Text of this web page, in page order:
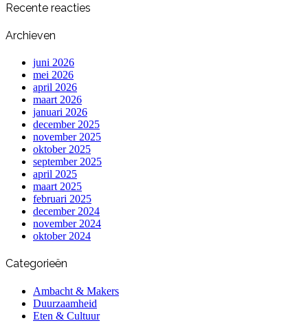
Recente reacties
Archieven
juni 2026
mei 2026
april 2026
maart 2026
januari 2026
december 2025
november 2025
oktober 2025
september 2025
april 2025
maart 2025
februari 2025
december 2024
november 2024
oktober 2024
Categorieën
Ambacht & Makers
Duurzaamheid
Eten & Cultuur